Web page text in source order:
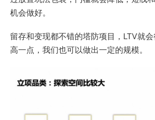
机会做好。
留存和变现都不错的塔防项目，LTV就
高一点，我们也可以做出一定的规模。